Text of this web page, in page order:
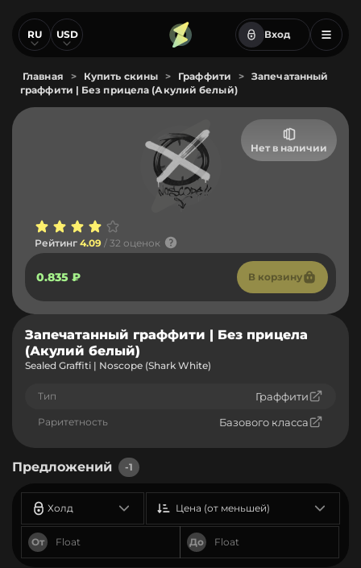
RU USD Вход
Главная > Купить скины > Граффити >
Запечатанный
граффити | Без прицела (Акулий белый)
Нет в наличии
Рейтинг 4.09 / 32 оценок
0.835 ₽ В корзину
Запечатанный граффити | Без прицела
(Акулий белый)
Sealed Graffiti | Noscope (Shark White)
Тип Граффити
Раритетность Базового класса
Предложений -1
Холд
От До
Цена (от меньшей)